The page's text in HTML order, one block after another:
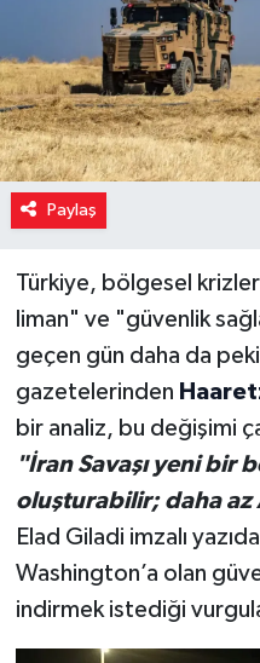
Paylaş
Türkiye, bölgesel
liman" ve "güvenlik
geçen gün daha da
gazetelerinden
bir analiz, bu değişimi
"İran Savaşı yeni bir
oluşturabilir; daha az
Elad Giladi imzalı
Washington’a olan
indirmek istediği
Spor
Yaşam
Yerel Yönetimler
Yurttan